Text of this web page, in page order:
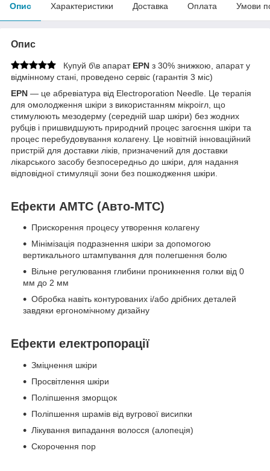
Опис Характеристики Доставка Оплата Умови
Опис
Купуй б\в апарат EPN з 30% знижкою, апарат у
відмінному стані, проведено сервіс (гарантія 3 міс)
EPN — це абревіатура від Electroporation Needle. Це терапія
для омолодження шкіри з використанням мікроігл, що
стимулюють мезодерму (середній шар шкіри) без жодних
рубців і пришвидшують природний процес загоєння шкіри та
процес перебудовування колагену. Це новітній інноваційний
пристрій для доставки ліків, призначений для доставки
лікарського засобу безпосередньо до шкіри, для надання
відповідної стимуляції зони без пошкодження шкіри.
Ефекти АМТС (Авто-МТС)
Прискорення процесу утворення колагену
Мінімізація подразнення шкіри за допомогою
вертикального штампування для полегшення болю
Вільне регулювання глибини проникнення голки від 0
мм до 2 мм
Обробка навіть контурованих і/або дрібних деталей
завдяки ергономічному дизайну
Ефекти електропорації
Зміцнення шкіри
Просвітлення шкіри
Поліпшення зморщок
Поліпшення шрамів від вугрової висипки
Лікування випадання волосся (алопеція)
Скорочення пор